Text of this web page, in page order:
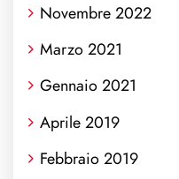
Novembre 2022
Marzo 2021
Gennaio 2021
Aprile 2019
Febbraio 2019